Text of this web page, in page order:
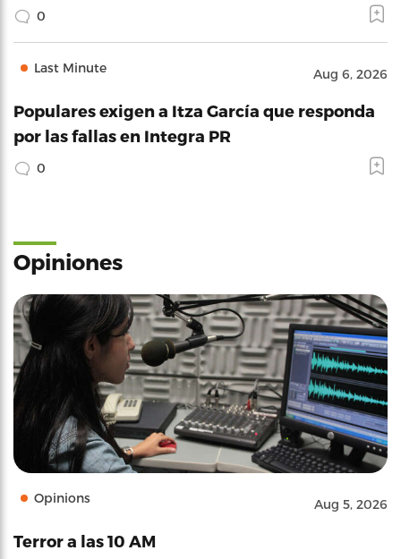
0
Last Minute Aug 6, 2026
Populares exigen a Itza García que responda
por las fallas en Integra PR
0
Opiniones
Opinions Aug 5, 2026
Terror a las 10 AM